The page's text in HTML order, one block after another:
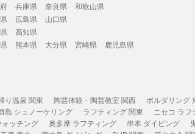
兵庫県 奈良県
和歌山県
広島県
山口県
高知県
熊本県 大分県 宮崎県
鹿児島県
り温泉 関東 陶芸体験・陶芸教室 関西 ボルダリング
島 シュノーケリング ラフティング 関東 ニセコ ラフ
ッチング 奥多摩 ラフティング 串本 ダイビング